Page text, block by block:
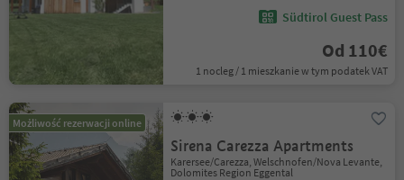
Südtirol Guest Pass
Od 110€
1 nocleg / 1 mieszkanie w tym podatek VAT
Możliwość rezerwacji online
Sirena Carezza Apartments
Karersee/Carezza, Welschnofen/Nova Levante,
Dolomites Region Eggental